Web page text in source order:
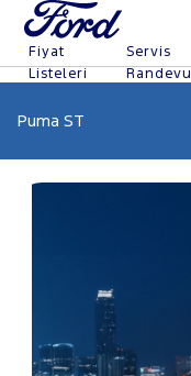
Fiyat
Listeleri
Servis
Randevu
Puma ST